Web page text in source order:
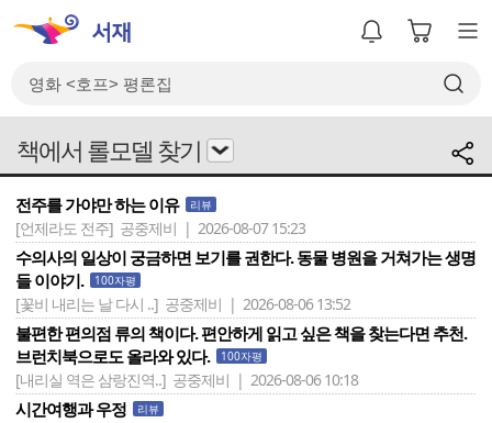
책에서 롤모델 찾기
전주를 가야만 하는 이유 리뷰
[언제라도 전주] 공중제비 | 2026-08-07 15:23
수의사의 일상이 궁금하면 보기를 권한다. 동물 병원을 거쳐가는 생명
들 이야기.
100자평
[꽃비 내리는 날 다시 ..] 공중제비 | 2026-08-06 13:52
불편한 편의점 류의 책이다. 편안하게 읽고 싶은 책을 찾는다면 추천.
브런치북으로도 올라와 있다.
100자평
[내리실 역은 삼랑진역..] 공중제비 | 2026-08-06 10:18
시간여행과 우정 리뷰